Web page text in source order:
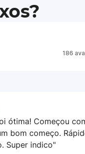
186
ótima! Começou
bom começo.
Super indico"